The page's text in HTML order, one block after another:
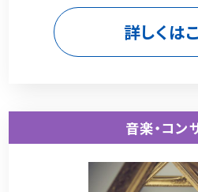
詳しくは
音楽・コン